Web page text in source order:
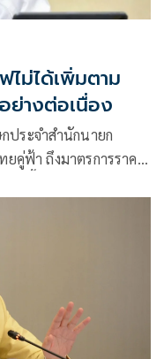
ไม่ได้เพิ่มตาม
ย่างต่อเนื่อง
ประจำสำนักนายก
ยคู่ฟ้า ถึงมาตรการราคา